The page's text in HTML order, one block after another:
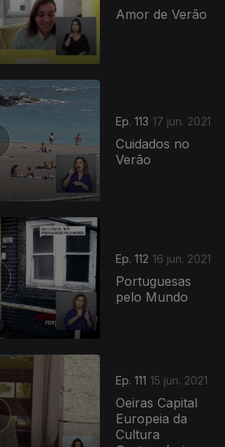
Amor de Verão
Ep. 113 17 jun. 2021
Cuidados no
Verão
Ep. 112 16 jun. 2021
Portuguesas
pelo Mundo
Ep. 111 15 jun. 2021
Oeiras Capital
Europeia da
Cultura